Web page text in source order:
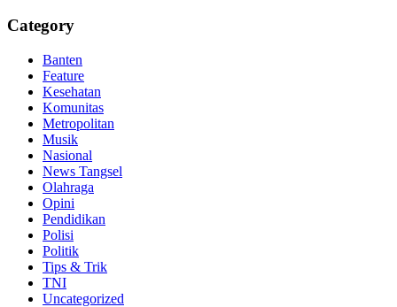
Category
Banten
Feature
Kesehatan
Komunitas
Metropolitan
Musik
Nasional
News Tangsel
Olahraga
Opini
Pendidikan
Polisi
Politik
Tips & Trik
TNI
Uncategorized